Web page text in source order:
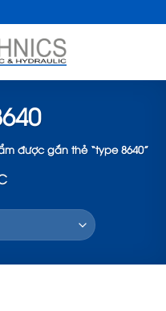
được gắn thẻ “type 8640”